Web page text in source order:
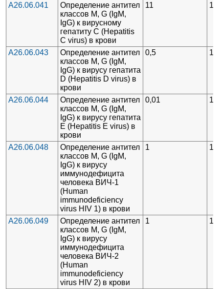
A26.06.041
Определение антител
классов М, G (IgM,
IgG) к вирусному
гепатиту С (Hepatitis
С virus) в крови
11 1
A26.06.043
Определение антител
классов М, G (IgM,
IgG) к вирусу гепатита
D (Hepatitis D virus) в
крови
0,5 1
A26.06.044
Определение антител
классов М, G (IgM,
IgG) к вирусу гепатита
Е (Hepatitis Е virus) в
крови
0,01 1
A26.06.048
Определение антител
классов М, G (IgM,
IgG) к вирусу
иммунодефицита
человека ВИЧ-1
(Human
immunodeficiency
virus HIV 1) в крови
1 1
A26.06.049
Определение антител
классов М, G (IgM,
IgG) к вирусу
иммунодефицита
человека ВИЧ-2
(Human
immunodeficiency
virus HIV 2) в крови
1 1